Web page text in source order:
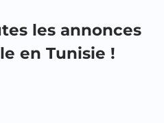
les annonces
en Tunisie !